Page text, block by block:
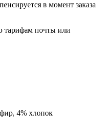
в момент заказа
тарифам почты или
4% хлопок